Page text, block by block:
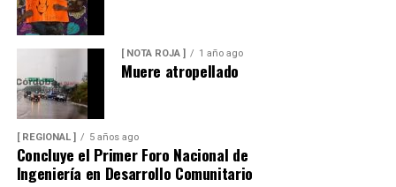
[ NOTA ROJA ] 1 año ago
Muere atropellado
[ REGIONAL ] 5 años ago
Concluye el Primer Foro Nacional de
Ingeniería en Desarrollo Comunitario